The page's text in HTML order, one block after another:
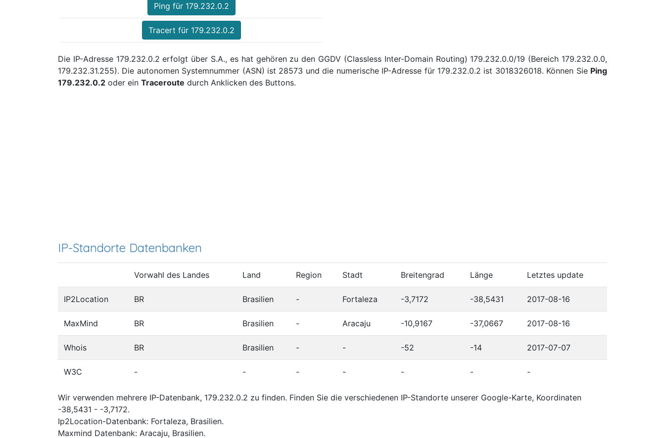
Ping für 179.232.0.2
Tracert für 179.232.0.2
Die IP-Adresse 179.232.0.2 erfolgt über S.A., es hat gehören zu den GGDV (Classless Inter-Domain Routing) 179.232.0.0/19 (Bereich 179.232.0.0,
179.232.31.255). Die autonomen Systemnummer (ASN) ist 28573 und die numerische IP-Adresse für 179.232.0.2 ist 3018326018. Können Sie Ping
179.232.0.2 oder ein Traceroute durch Anklicken des Buttons.
IP-Standorte Datenbanken
Vorwahl des Landes Land Region Stadt Breitengrad Länge Letztes update
IP2Location BR Brasilien - Fortaleza -3,7172 -38,5431 2017-08-16
MaxMind BR Brasilien - Aracaju -10,9167 -37,0667 2017-08-16
Whois BR Brasilien - - -52 -14 2017-07-07
W3C - - - - - - -
Wir verwenden mehrere IP-Datenbank, 179.232.0.2 zu finden. Finden Sie die verschiedenen IP-Standorte unserer Google-Karte, Koordinaten
-38,5431 - -3,7172.
Ip2Location-Datenbank: Fortaleza, Brasilien.
Maxmind Datenbank: Aracaju, Brasilien.